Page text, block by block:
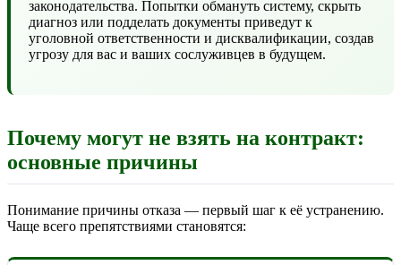
законодательства. Попытки обмануть систему, скрыть
диагноз или подделать документы приведут к
уголовной ответственности и дисквалификации, создав
угрозу для вас и ваших сослуживцев в будущем.
Почему могут не взять на контракт:
основные причины
Понимание причины отказа — первый шаг к её устранению.
Чаще всего препятствиями становятся: